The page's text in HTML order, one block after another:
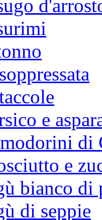
e
di
e
bianco di
di seppie